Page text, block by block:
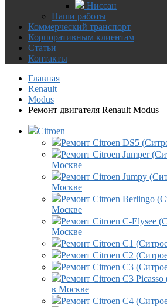
Ниссан
Наши работы
Коммерческий транспорт
Корпоративным клиентам
Статьи
Контакты
Главная
Renault
Modus
Ремонт двигателя Renault Modus
Citroen
Ремонт Citroen DS5
Ремонт Citroen Jumper
Москве
Ремонт Citroen Jumpy
Москве
Ремонт Citroen Berlingo
Москве
Ремонт Citroen C-Elysee
Москве
Ремонт Citroen C1
Ремонт Citroen C2
Ремонт Citroen C3
Ремонт Citroen C3
в Москве
Ремонт Citroen C4